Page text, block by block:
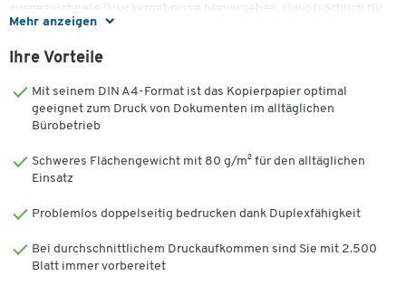
Mehr anzeigen
ausgezeichnete Druckergebnisse hervorgehen. Hauptsächlich für
nach aussen gerichtete Korrespondenz wie beispielsweise
Urkunden, Präsentationen oder Werbepost liefert dieses A-
Die kräftige Papierstärke, das hohe Volumen und die
ausgezeichnete Oberflächenglätte sorgen für exzellente
Auslastung des Sorters. Vertrauen Sie auf Eigenschaften, die das
Papier zu einem echten Hochleistungsperformer für
Buchungsbelege etc.) sollten Sie auf relevante Prüfnormen wie z.B.
Ihre Vorteile
Mit seinem DIN A4-Format ist das Kopierpapier optimal
geeignet zum Druck von Dokumenten im alltäglichen
Bürobetrieb
Schweres Flächengewicht mit 80 g/m² für den alltäglichen
Einsatz
Problemlos doppelseitig bedrucken dank Duplexfähigkeit
Bei durchschnittlichem Druckaufkommen sind Sie mit 2.500
Blatt immer vorbereitet